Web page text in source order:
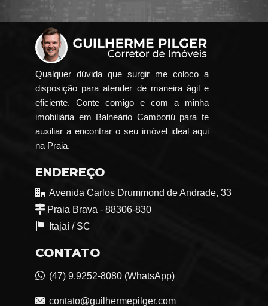
Qualquer dúvida que surgir me coloco a
disposição para atender de maneira ágil e
eficiente. Conte comigo e com a minha
imobiliária em Balneário Camboriú para te
auxiliar a encontrar o seu imóvel ideal aqui
na Praia.
ENDEREÇO
Avenida Carlos Drummond de Andrade, 33
Praia Brava - 88306-830
Itajaí / SC
CONTATO
(47) 9.9252-8080 (WhatsApp)
contato@guilhermepilger.com